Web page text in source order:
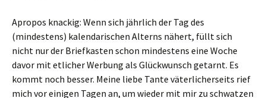
Apropos knackig: Wenn sich jährlich der Tag des
(mindestens) kalendarischen Alterns nähert, füllt sich
nicht nur der Briefkasten schon mindestens eine Woche
davor mit etlicher Werbung als Glückwunsch getarnt. Es
kommt noch besser. Meine liebe Tante väterlicherseits rief
mich vor einigen Tagen an, um wieder mit mir zu schwatzen